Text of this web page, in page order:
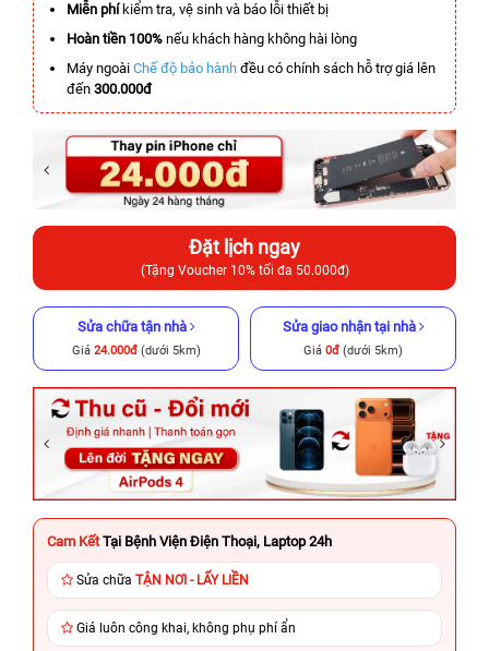
Miễn phíkiểm tra, vệ sinh và báo lỗi thiết bị
Hoàn tiền 100% nếu khách hàng không hài lòng
Máy ngoài Chế độ bảo hành đều có chính sách hỗ trợ giá lên
đến 300.000đ
Đặt lịch ngay
(Tặng Voucher 10% tối đa 50.000đ)
Sửa chữa tận nhà
Giá 24.000đ(dưới 5km)
Sửa giao nhận tại nhà
Giá 0đ (dưới 5km)
Cam Kết Tại Bệnh Viện Điện Thoại, Laptop 24h
Sửa chữa TẬN NƠI - LẤY LIỀN
Giá luôn công khai, không phụ phí ẩn